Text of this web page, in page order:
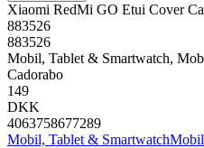
Xiaomi RedMi GO Etui Cover
883526
883526
Mobil, Tablet & Smartwatch,
Cadorabo
149
DKK
4063758677289
Mobil, Tablet & Smartwatch